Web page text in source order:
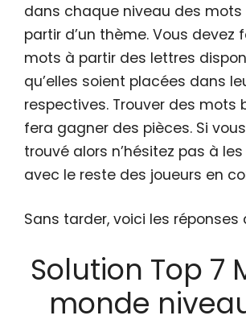
dans chaque niveau des
partir d’un thème. Vous devez
mots à partir des lettres
qu’elles soient placées dans
respectives. Trouver des mots
fera gagner des pièces. Si
trouvé alors n’hésitez pas à
avec le reste des joueurs en
Sans tarder, voici les réponses
Solution Top 7
monde